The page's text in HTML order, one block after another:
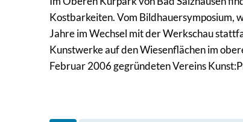
Kostbarkeiten. Vom Bildhauersymposium,
Jahre im Wechsel mit der Werkschau
Kunstwerke auf den Wiesenflächen im
Februar 2006 gegründeten Vereins